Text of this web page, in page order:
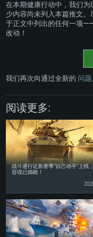
在本期健康行动中，我们
少内容尚未列入本篇推文
于正文中列出的任何一项
改动！
我们再次向通过全新的 问
阅读更多:
战斗通行证新赛季“自己动手”上线
容现已揭晓！